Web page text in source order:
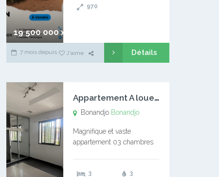
19 500 000 xaf
l’Université Catholique –
970
7 mois depuis J'aime Détails
A
ppartement A louer Bonandjo
Bonandjo Bonandjo
Magnifique et vaste
appartement 03 chambres
douches 01 vaste salon 01
3
3